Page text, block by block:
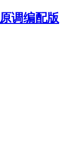
调编配版